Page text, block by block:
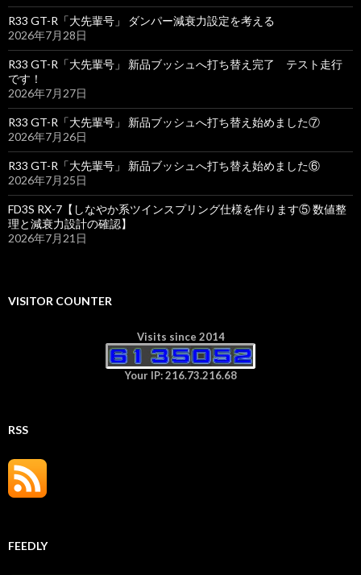
R33 GT-R「大先輩号」 ダンパー減衰力設定を考える
2026年7月28日
R33 GT-R「大先輩号」 新品ブッシュへ打ち替え完了 テスト走行
です！
2026年7月27日
R33 GT-R「大先輩号」 新品ブッシュへ打ち替え始めました⑦
2026年7月26日
R33 GT-R「大先輩号」 新品ブッシュへ打ち替え始めました⑥
2026年7月25日
FD3S RX-7【しなやか系ツインスプリング仕様を作ります⑤ 数値整
理と減衰力設計の確認】
2026年7月21日
VISITOR COUNTER
Visits since 2014
Your IP: 216.73.216.68
RSS
FEEDLY